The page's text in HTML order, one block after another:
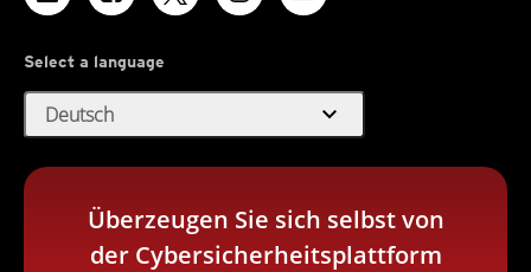
Select a language
Deutsch expand_more
Überzeugen Sie sich selbst von
der Cybersicherheitsplattform